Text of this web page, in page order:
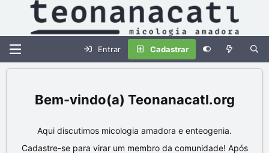
Entrar Cadastrar
Teonanacatl.org
Aqui discutimos micologia amadora e enteogenia.
Cadastre-se para virar um membro da comunidade! Após